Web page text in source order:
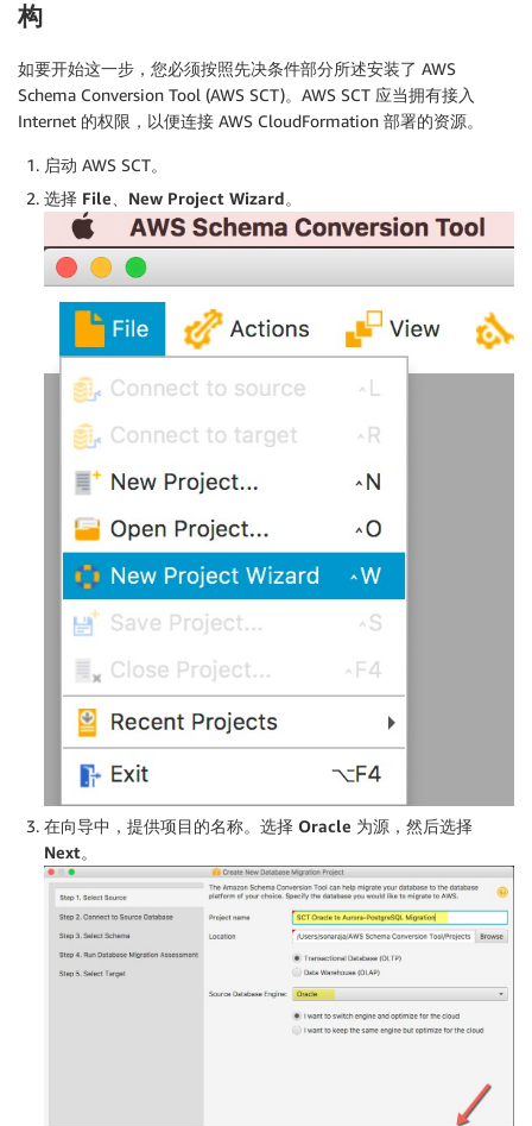
构
如要开始这一步，您必须按照先决条件部分所述安装了 AWS
Schema Conversion Tool (AWS SCT)。AWS SCT 应当拥有接入
Internet 的权限，以便连接 AWS CloudFormation 部署的资源。
启动 AWS SCT。
选择 File、 New Project Wizard。
在向导中，提供项目的名称。选择 Oracle 为源，然后选择
Next。